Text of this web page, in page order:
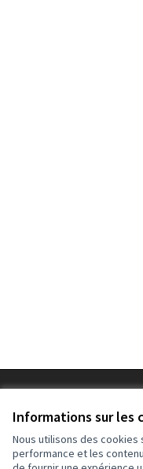
Informations sur les
Nous utilisons des cookies
performance et les
Paramètres des cookies